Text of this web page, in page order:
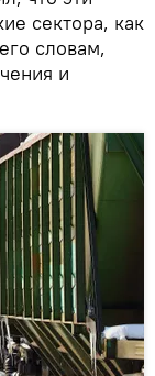
сектора, как
словам,
и